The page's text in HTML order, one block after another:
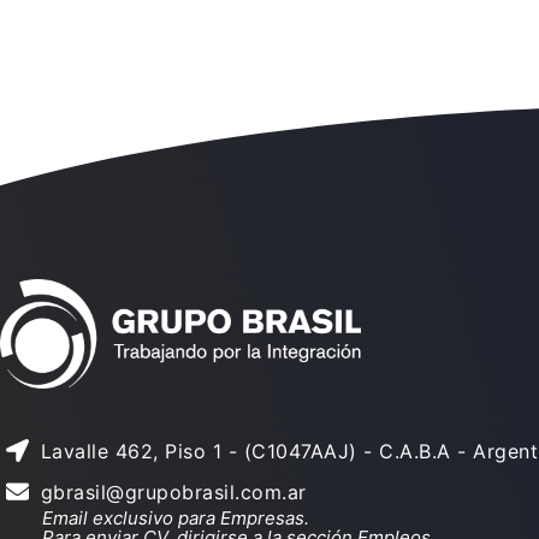
Lavalle 462, Piso 1 - (C1047AAJ) - C.A.B.A -
gbrasil@grupobrasil.com.ar
Email exclusivo para Empresas.